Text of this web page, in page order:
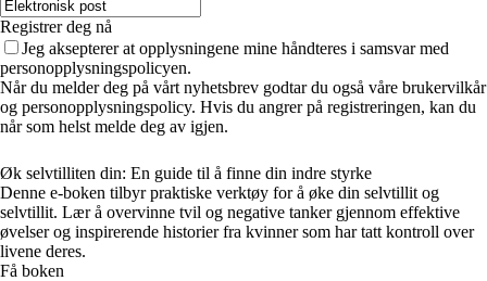
Registrer deg nå
Jeg aksepterer at opplysningene mine håndteres i samsvar med
personopplysningspolicyen.
Når du melder deg på vårt nyhetsbrev godtar du også våre brukervilkår
og personopplysningspolicy. Hvis du angrer på registreringen, kan du
når som helst melde deg av igjen.
Øk selvtilliten din: En guide til å finne din indre styrke
Denne e-boken tilbyr praktiske verktøy for å øke din selvtillit og
selvtillit. Lær å overvinne tvil og negative tanker gjennom effektive
øvelser og inspirerende historier fra kvinner som har tatt kontroll over
livene deres.
Få boken